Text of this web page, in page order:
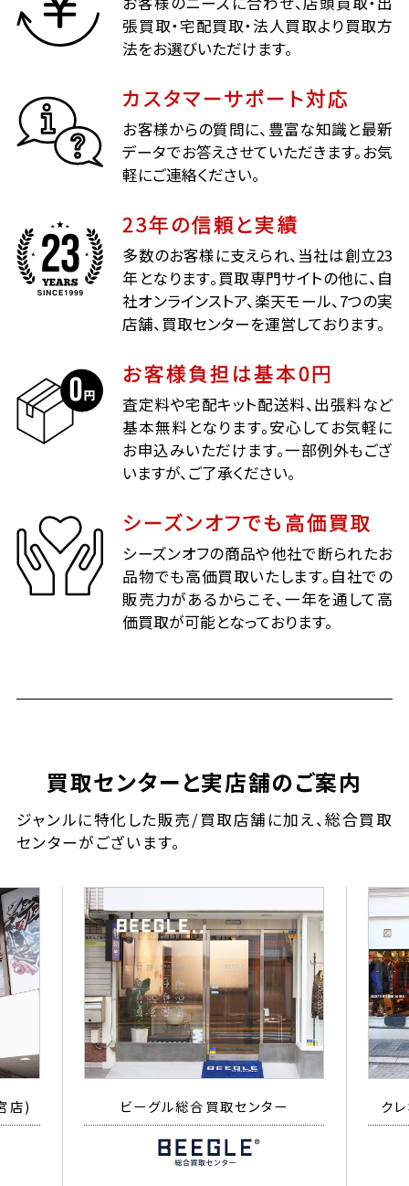
張買取・宅配買取・法人買取より買取方
法をお選びいただけます。
カスタマーサポート対応
お客様からの質問に、豊富な知識と最新
データでお答えさせていただきます。お気
軽にご連絡ください。
23年の信頼と実績
多数のお客様に支えられ、当社は創立23
年となります。買取専門サイトの他に、自
社オンラインストア、楽天モール、7つの実
店舗、買取センターを運営しております。
お客様負担は基本0円
査定料や宅配キット配送料、出張料など
基本無料となります。安心してお気軽に
お申込みいただけます。一部例外もござ
いますが、ご了承ください。
シーズンオフでも高価買取
シーズンオフの商品や他社で断られたお
品物でも高価買取いたします。自社での
販売力があるからこそ、一年を通して高
価買取が可能となっております。
買取センターと実店舗のご案内
ジャンルに特化した販売/買取店舗に加え、総合買取
センターがございます。
店) ビーグル総合買取センター ク